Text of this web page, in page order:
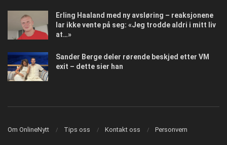
Erling Haaland med ny avsløring – reaksjonene
lar ikke vente på seg: «Jeg trodde aldri i mitt liv
at…»
Sander Berge deler rørende beskjed etter VM
exit – dette sier han
Om OnlineNytt Tips oss Kontakt oss Personvern